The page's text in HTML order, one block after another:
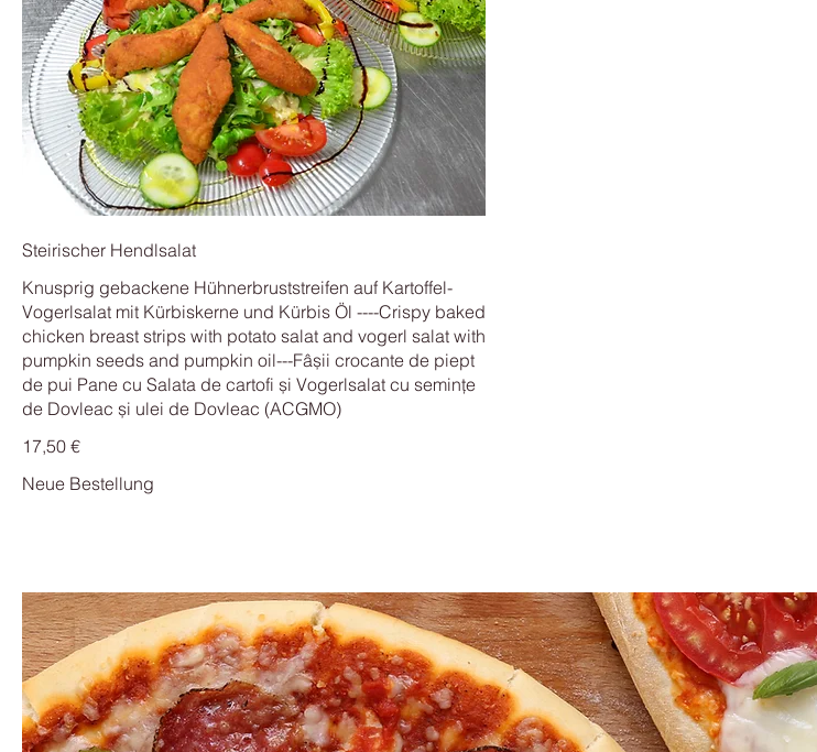
Steirischer Hendlsalat
Knusprig gebackene Hühnerbruststreifen auf Kartoffel-
Vogerlsalat mit Kürbiskerne und Kürbis Öl ----Crispy baked
chicken breast strips with potato salat and vogerl salat with
pumpkin seeds and pumpkin oil---Fâșii crocante de piept
de pui Pane cu Salata de cartofi și Vogerlsalat cu semințe
17,50 €
Neue Bestellung